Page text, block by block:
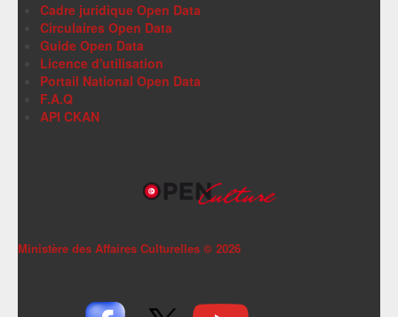
Cadre juridique Open Data
Circulaires Open Data
Guide Open Data
Licence d'utilisation
Portail National Open Data
F.A.Q
API CKAN
Ministère des Affaires Culturelles © 2026